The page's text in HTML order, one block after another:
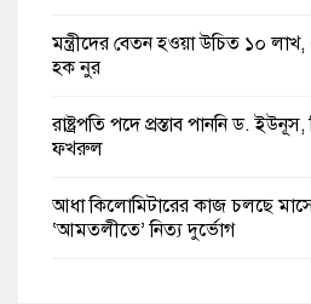
মন্ত্রীদের বেতন হওয়া উচিত ১০
হক নুর
রাষ্ট্রপতি পদে প্রস্তাব পাননি ড.
ফখরুল
আধা কিলোমিটারের কাজ চলছে
‘আমতলীতে’ নিত্য দুর্ভোগ